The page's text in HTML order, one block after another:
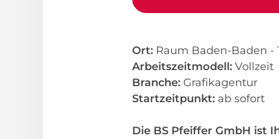
Ort: Raum Baden-Baden -
Arbeitszeitmodell: Vollzeit
Branche: Grafikagentur
Startzeitpunkt: ab sofort
Die BS Pfeiffer GmbH ist